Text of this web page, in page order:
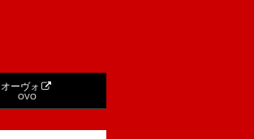
オーヴォ
OVO